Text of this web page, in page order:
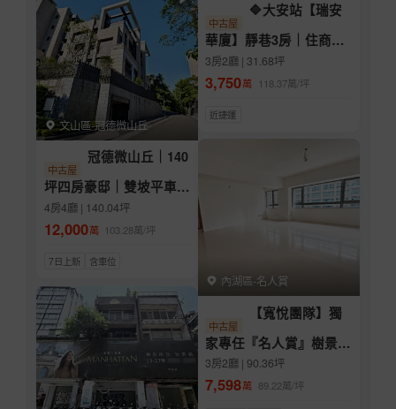
文山區-冠德微山丘
中古屋
冠德微山丘｜140
坪四房豪邸｜雙坡平車位
｜29坪專屬露台
4房4廳 | 140.04坪
12,000萬 103.28萬/坪
7日上新 含車位
中古屋
🔷大安站【瑞安
華廈】靜巷3房｜住商蔡
佳豪🏠陪你買好房
3房2廳 | 31.68坪
3,750萬 118.37萬/坪
近捷運
內湖區-名人賞
中古屋
【寬悅團隊】獨
家專任『名人賞』樹景好
規劃美邸
3房2廳 | 90.36坪
7,598萬 89.22萬/坪